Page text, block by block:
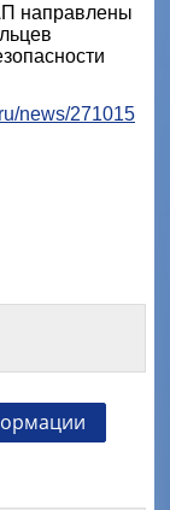
направлены
news/271015